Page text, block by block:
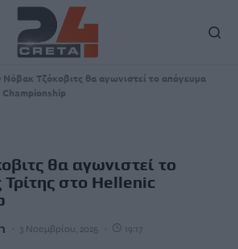
Νόβακ Τζόκοβιτς θα αγωνιστεί το απόγευμα
Championship
θα αγωνιστεί το
στο Hellenic
3 Νοεμβρίου, 2025 19:17